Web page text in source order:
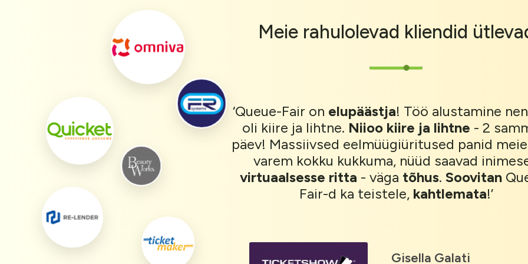
Meie rahulolevad kliendid
Riho Maisa
‘Queue-Fair on elupäästja! Töö alustamine
oli kiire ja lihtne. Niioo kiire ja lihtne - 2
päev! Massiivsed eelmüügiüritused panid
varem kokku kukkuma, nüüd saavad
virtuaalsesse ritta - väga tõhus. Soovitan
Fair-d ka teistele, kahtlemata!’
Gisella Galati
Michael
Director
Flavia Siluppo
Digital Marketing Specialist
Adelmo O - System
Gijs Haccou - Founder &
EventGoose B.V.
Mark Hope
Robin C - CEO
Gilad Haim